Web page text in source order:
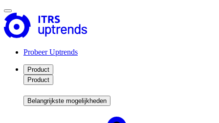
Probeer Uptrends
Product
Product
Belangrijkste mogelijkheden